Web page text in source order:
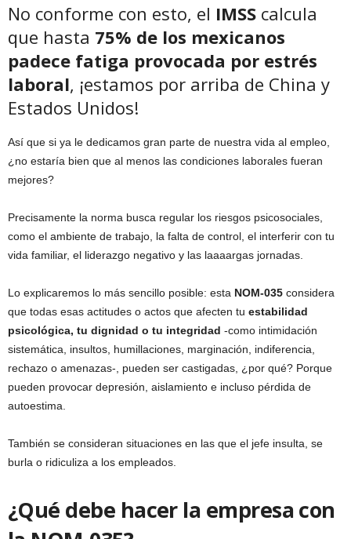
No conforme con esto, el IMSS calcula
que hasta 75% de los mexicanos
padece fatiga provocada por estrés
laboral, ¡estamos por arriba de China y
Estados Unidos!
Así que si ya le dedicamos gran parte de nuestra vida al empleo,
¿no estaría bien que al menos las condiciones laborales fueran
mejores?
Precisamente la norma busca regular los riesgos psicosociales,
como el ambiente de trabajo, la falta de control, el interferir con tu
vida familiar, el liderazgo negativo y las laaaargas jornadas.
Lo explicaremos lo más sencillo posible: esta NOM-035 considera
que todas esas actitudes o actos que afecten tu estabilidad
psicológica, tu dignidad o tu integridad -como intimidación
sistemática, insultos, humillaciones, marginación, indiferencia,
rechazo o amenazas-, pueden ser castigadas, ¿por qué? Porque
pueden provocar depresión, aislamiento e incluso pérdida de
autoestima.
También se consideran situaciones en las que el jefe insulta, se
burla o ridiculiza a los empleados.
¿Qué debe hacer la empresa con